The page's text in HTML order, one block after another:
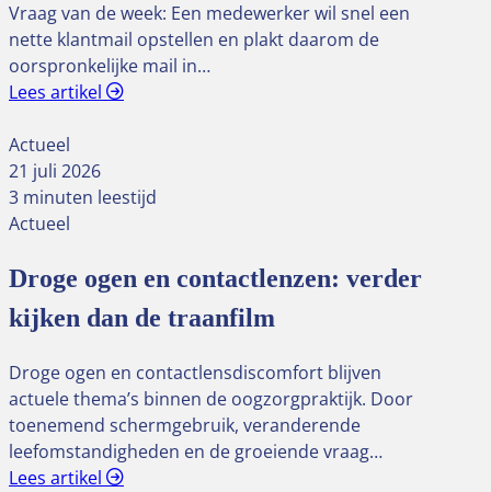
Vraag van de week: Een medewerker wil snel een
nette klantmail opstellen en plakt daarom de
oorspronkelijke mail in…
Lees artikel
Actueel
21 juli 2026
3 minuten leestijd
Actueel
Droge ogen en contactlenzen: verder
kijken dan de traanfilm
Droge ogen en contactlensdiscomfort blijven
actuele thema’s binnen de oogzorgpraktijk. Door
toenemend schermgebruik, veranderende
leefomstandigheden en de groeiende vraag…
Lees artikel